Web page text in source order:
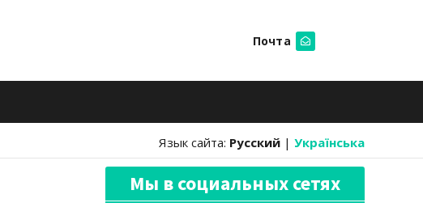
Почта
Язык сайта: Русский | Українська
Мы в социальных сетях